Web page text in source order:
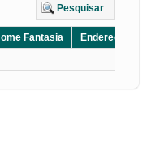
Pesquisar
Fantasia Endereço